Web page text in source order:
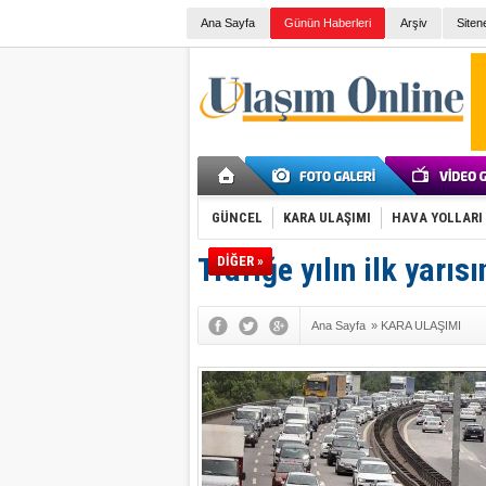
Ana Sayfa Günün Haberleri Arşiv
GÜNCEL KARA ULAŞIMI HAVA YOLLARI
DİĞER »
Trafiğe yılın ilk
Ana Sayfa » KARA ULAŞIMI